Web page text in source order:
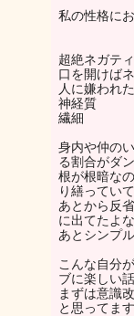
私の性格に
超絶ネガテ
口を開けば
人に嫌われ
神経質
繊細
身内や仲の
る割合がダ
根が根暗な
り繕ってい
あとから反
に出てたよ
あとシンプ
こんな自分
ブに楽しい
まずは意識
と思ってま